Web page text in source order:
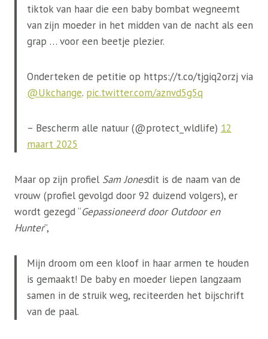
tiktok van haar die een baby bombat wegneemt
van zijn moeder in het midden van de nacht als een
grap … voor een beetje plezier.
Onderteken de petitie op https://t.co/tjgiq2orzj via
@Ukchange. pic.twitter.com/aznvd5g5q
– Bescherm alle natuur (@protect_wldlife) 12
maart 2025
Maar op zijn profiel Sam Jonesdit is de naam van de
vrouw (profiel gevolgd door 92 duizend volgers), er
wordt gezegd “Gepassioneerd door Outdoor en
Hunter”,
Mijn droom om een ​​kloof in haar armen te houden
is gemaakt! De baby en moeder liepen langzaam
samen in de struik weg, reciteerden het bijschrift
van de paal.